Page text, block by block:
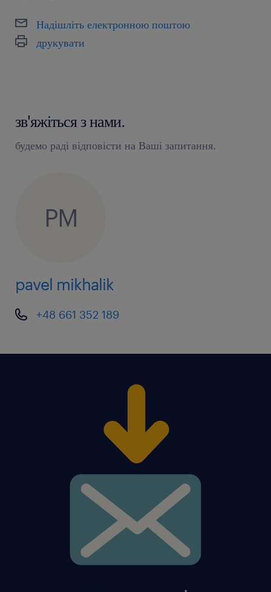
Надішліть електронною поштою
друкувати
зв'яжіться з нами.
будемо раді відповісти на Ваші запитання.
PM
pavel mikhalik
+48 661 352 189